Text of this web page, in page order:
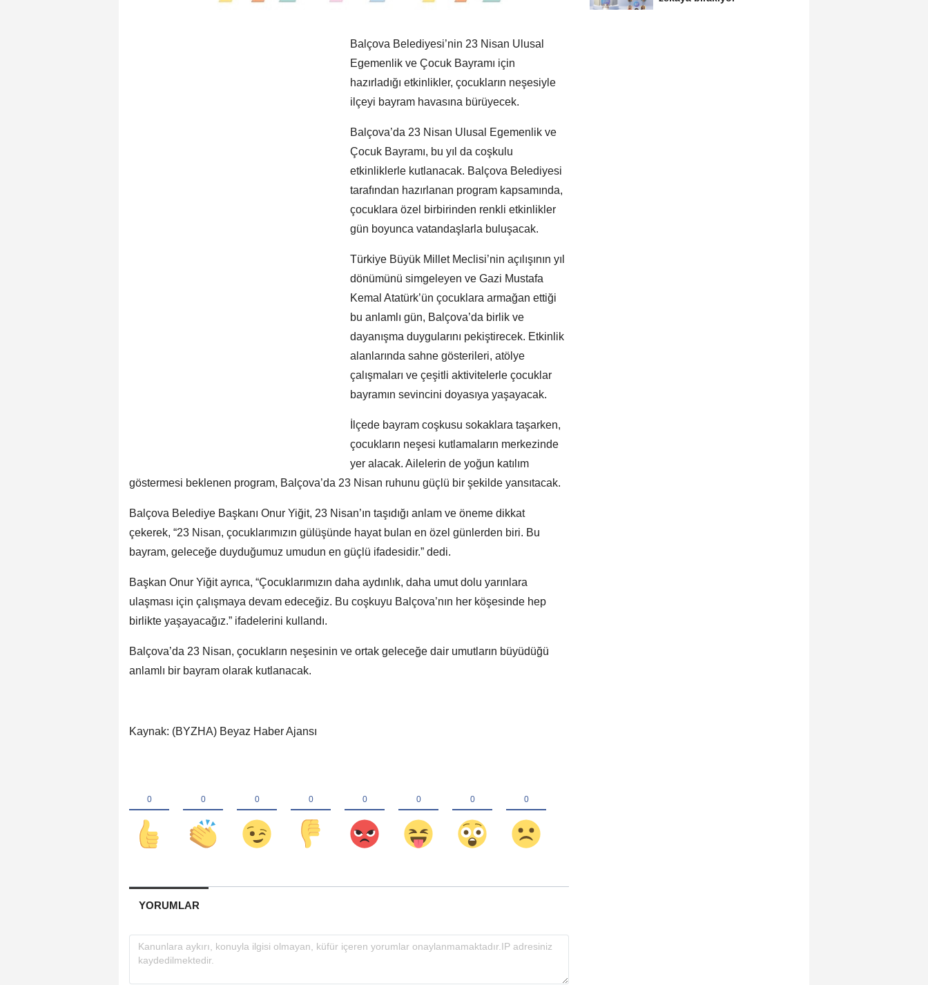
Balçova Belediyesi’nin 23 Nisan Ulusal
Egemenlik ve Çocuk Bayramı için
hazırladığı etkinlikler, çocukların neşesiyle
ilçeyi bayram havasına bürüyecek.
Balçova’da 23 Nisan Ulusal Egemenlik ve
Çocuk Bayramı, bu yıl da coşkulu
etkinliklerle kutlanacak. Balçova Belediyesi
tarafından hazırlanan program kapsamında,
çocuklara özel birbirinden renkli etkinlikler
gün boyunca vatandaşlarla buluşacak.
Türkiye Büyük Millet Meclisi’nin açılışının yıl
dönümünü simgeleyen ve Gazi Mustafa
Kemal Atatürk’ün çocuklara armağan ettiği
bu anlamlı gün, Balçova’da birlik ve
dayanışma duygularını pekiştirecek. Etkinlik
alanlarında sahne gösterileri, atölye
çalışmaları ve çeşitli aktivitelerle çocuklar
bayramın sevincini doyasıya yaşayacak.
İlçede bayram coşkusu sokaklara taşarken,
çocukların neşesi kutlamaların merkezinde
yer alacak. Ailelerin de yoğun katılım
göstermesi beklenen program, Balçova’da 23 Nisan ruhunu güçlü bir şekilde yansıtacak.
Balçova Belediye Başkanı Onur Yiğit, 23 Nisan’ın taşıdığı anlam ve öneme dikkat
çekerek, “23 Nisan, çocuklarımızın gülüşünde hayat bulan en özel günlerden biri. Bu
bayram, geleceğe duyduğumuz umudun en güçlü ifadesidir.” dedi.
Başkan Onur Yiğit ayrıca, “Çocuklarımızın daha aydınlık, daha umut dolu yarınlara
ulaşması için çalışmaya devam edeceğiz. Bu coşkuyu Balçova’nın her köşesinde hep
birlikte yaşayacağız.” ifadelerini kullandı.
Balçova’da 23 Nisan, çocukların neşesinin ve ortak geleceğe dair umutların büyüdüğü
anlamlı bir bayram olarak kutlanacak.
Kaynak: (BYZHA) Beyaz Haber Ajansı
YORUMLAR